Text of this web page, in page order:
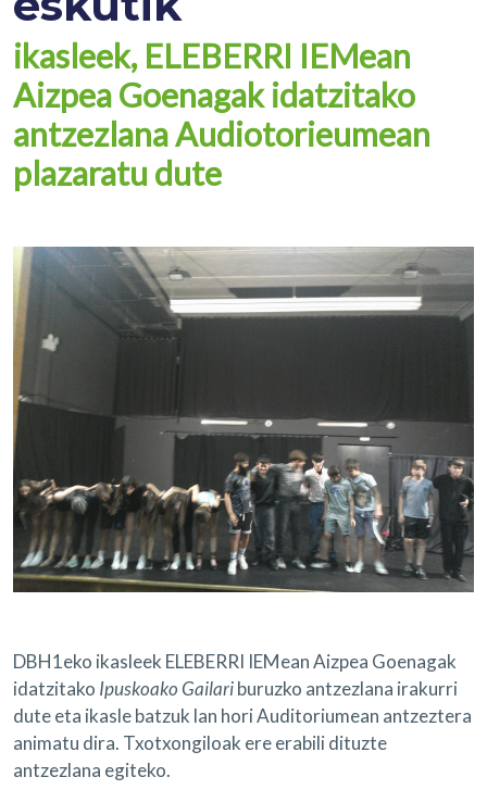
ikasleek, ELEBERRI IEMean
Aizpea Goenagak idatzitako
antzezlana Audiotorieumean
plazaratu dute
DBH1eko ikasleek ELEBERRI IEMean Aizpea Goenagak
idatzitako Ipuskoako Gailariburuzko antzezlana irakurri
dute eta ikasle batzuk lan hori Auditoriumean antzeztera
animatu dira. Txotxongiloak ere erabili dituzte
antzezlana egiteko.